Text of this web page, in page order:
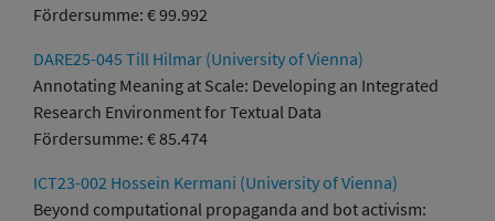
Fördersumme: € 99.992
DARE25-045 Till Hilmar (University of Vienna)
Annotating Meaning at Scale: Developing an Integrated
Research Environment for Textual Data
Fördersumme: € 85.474
ICT23-002 Hossein Kermani (University of Vienna)
Beyond computational propaganda and bot activism: